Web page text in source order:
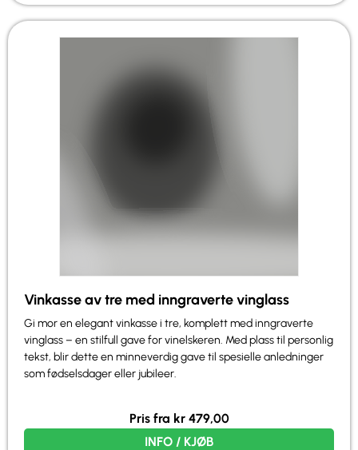
Vinkasse av tre med inngraverte vinglass
Gi mor en elegant vinkasse i tre, komplett med inngraverte
vinglass – en stilfull gave for vinelskeren. Med plass til personlig
tekst, blir dette en minneverdig gave til spesielle anledninger
som fødselsdager eller jubileer.
Pris fra kr479,00
INFO / KJØB